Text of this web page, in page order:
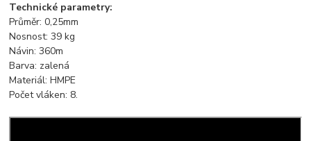
Technické parametry:
Průměr: 0,25mm
Nosnost: 39 kg
Návin: 360m
Barva: zalená
Materiál: HMPE
Počet vláken: 8.